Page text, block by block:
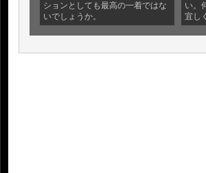
ションとしても最高の一着ではな
いでしょうか。
い。
宜し